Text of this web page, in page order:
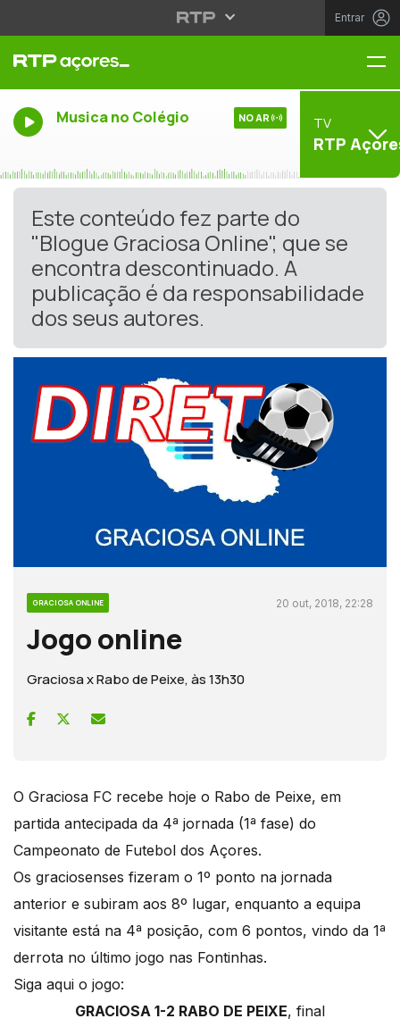
Entrar
Musica no Colégio NO AR TV
RTP
Este conteúdo fez parte do
"Blogue Graciosa Online", que se
encontra descontinuado. A
publicação é da responsabilidade
dos seus autores.
GRACIOSA ONLINE 20 out, 2018, 22:28
Jogo online
Graciosa x Rabo de Peixe, às 13h30
O Graciosa FC recebe hoje o Rabo de Peixe, em
partida antecipada da 4ª jornada (1ª fase) do
Campeonato de Futebol dos Açores.
Os graciosenses fizeram o 1º ponto na jornada
anterior e subiram aos 8º lugar, enquanto a equipa
visitante está na 4ª posição, com 6 pontos, vindo da 1ª
derrota no último jogo nas Fontinhas.
Siga aqui o jogo:
GRACIOSA 1-2 RABO DE PEIXE, final